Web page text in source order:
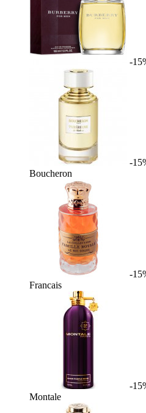
-
-
Boucheron
-
Francais
-
Montale